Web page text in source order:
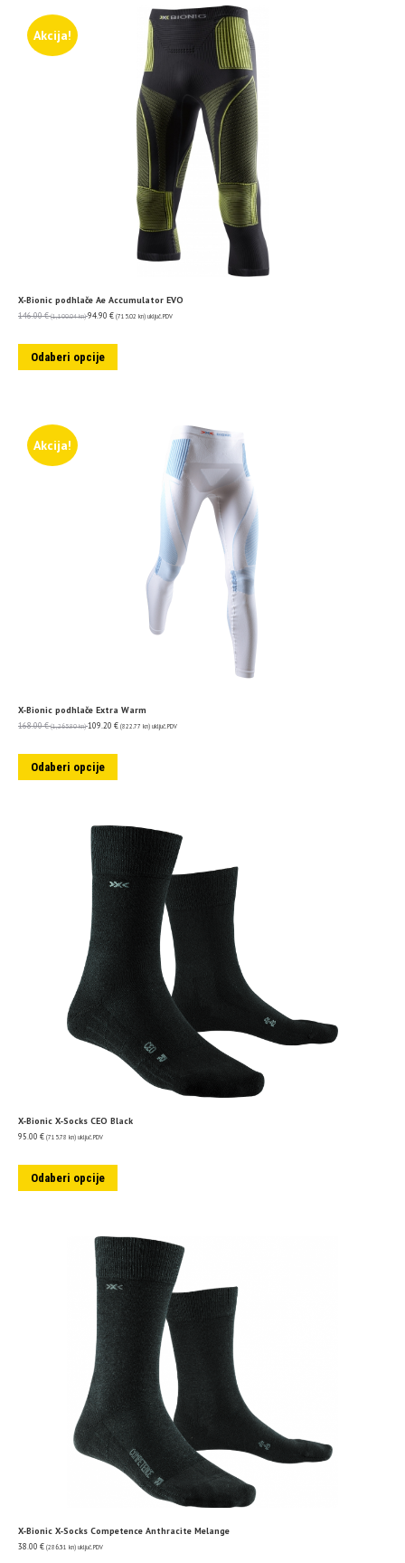
Akcija!
X-Bionic podhlače Ae Accumulator EVO
146.00€ (1,100.04 kn) 94.90 € (715.02 kn) uključ. PDV
Odaberi opcije
Akcija!
X-Bionic podhlače Extra Warm
168.00€ (1,265.80 kn) 109.20 € (822.77 kn) uključ. PDV
Odaberi opcije
X-Bionic X-Socks CEO Black
95.00 € (715.78 kn) uključ. PDV
Odaberi opcije
X-Bionic X-Socks Competence Anthracite Melange
38.00 € (286.31 kn) uključ. PDV